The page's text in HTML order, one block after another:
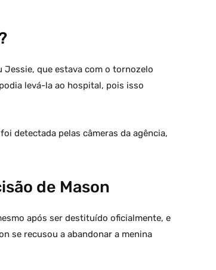
Jessie, que estava com o tornozelo
levá-la ao hospital, pois isso
detectada pelas câmeras da agência,
de Mason
após ser destituído oficialmente, e
se recusou a abandonar a menina